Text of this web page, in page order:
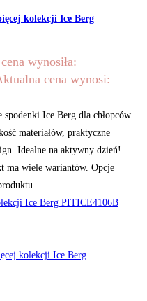
kolekcji Ice Berg
wynosiła:
cena wynosi:
Ice Berg dla chłopców.
materiałów, praktyczne
Idealne na aktywny dzień!
ma wiele wariantów. Opcje